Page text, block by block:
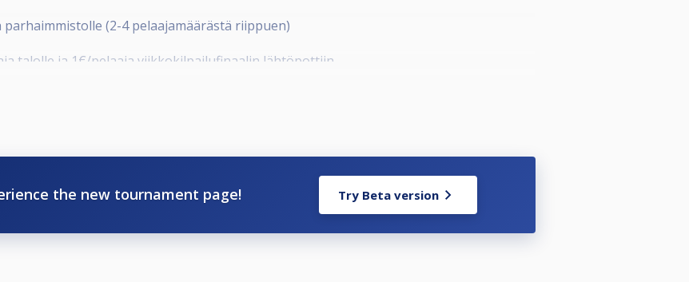
(2-4 pelaajamäärästä riippuen)
talolle ja 1€/pelaaja viikkokilpailufinaalin lähtöpottiin
johon osallistumisoikeuden saa osallistumalla vähintään kolmeen (3)
the new tournament page! Try Beta version